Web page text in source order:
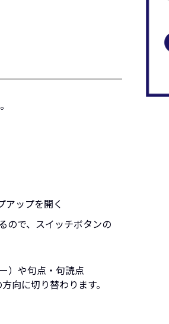
ップを開く
で、スイッチボタンの
）や句点・句読点
向に切り替わります。